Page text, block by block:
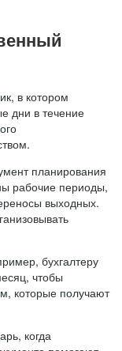
в котором
дни в течение
планирования
рабочие периоды,
выходных.
бухгалтеру
чтобы
которые получают
когда